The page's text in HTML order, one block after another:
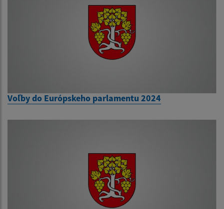
Voľby do Európskeho parlamentu 2024